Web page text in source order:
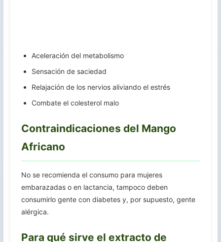
Aceleración del metabolismo
Sensación de saciedad
Relajación de los nervios aliviando el estrés
Combate el colesterol malo
Contraindicaciones del Mango
Africano
No se recomienda el consumo para mujeres
embarazadas o en lactancia, tampoco deben
consumirlo gente con diabetes y, por supuesto, gente
alérgica.
Para qué sirve el extracto de